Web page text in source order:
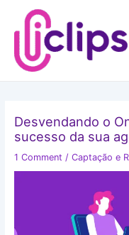
content
Desvendando o
sucesso da sua
1 Comment / Captação e